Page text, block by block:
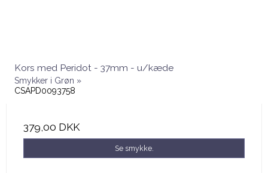
Kors med Peridot - 37mm - u/kæde
Smykker i Grøn »
CSAPD0093758
379,00 DKK
Se smykke.